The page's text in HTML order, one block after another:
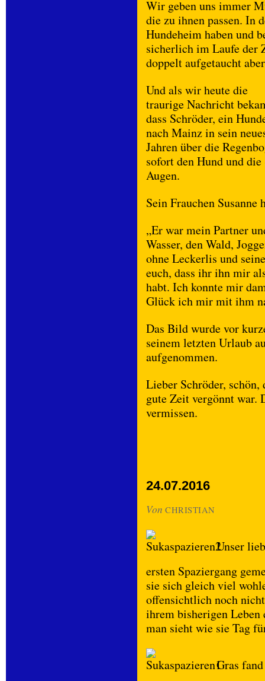
Wir geben uns immer
die zu ihnen passen. In
Hundeheim haben und
sicherlich im Laufe der
doppelt aufgetaucht
Und als wir heute die
traurige Nachricht
dass Schröder, ein
nach Mainz in sein
Jahren über die
sofort den Hund und
Augen.
Sein Frauchen Susanne
„Er war mein Partner
Wasser, den Wald,
ohne Leckerlis und
euch, dass ihr ihn mir
habt. Ich konnte mir
Glück ich mir mit ihm
Das Bild wurde vor
seinem letzten Urlaub
aufgenommen.
Lieber Schröder, schön,
gute Zeit vergönnt war.
vermissen.
24.07.2016
Von CHRISTIAN
Unser
ersten Spaziergang
sie sich gleich viel
offensichtlich noch
ihrem bisherigen Leben
man sieht wie sie Tag
Gras